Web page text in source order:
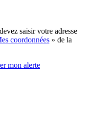
saisir votre adresse
coordonnées » de la
mon alerte